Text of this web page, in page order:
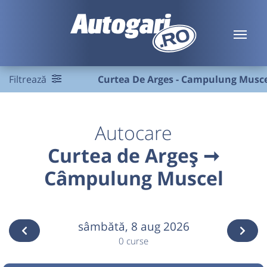
Filtrează Curtea De Arges - Campulung
Autocare
Curtea de Argeș ➞
Câmpulung Muscel
sâmbătă, 8 aug 2026
0 curse